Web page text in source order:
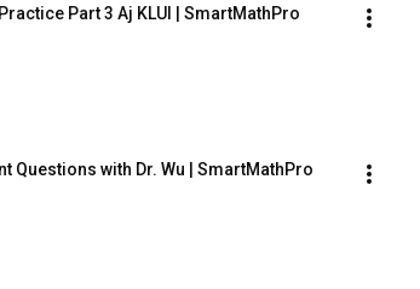
Part 3 Aj KLUI | SmartMathPro
Questions with Dr. Wu | SmartMathPro